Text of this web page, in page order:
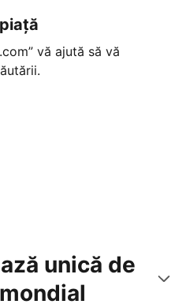
vă ajută să vă
unică de